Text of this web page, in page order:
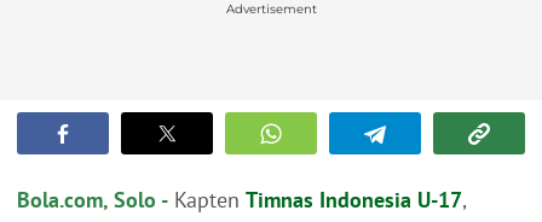
Advertisement
Bola.com, Solo - Kapten Timnas Indonesia U-17,